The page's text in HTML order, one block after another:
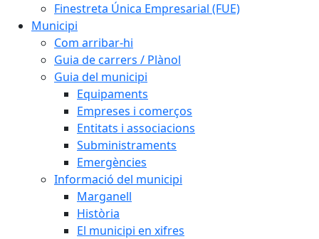
Finestreta Única Empresarial (FUE)
Municipi
Com arribar-hi
Guia de carrers / Plànol
Guia del municipi
Equipaments
Empreses i comerços
Entitats i associacions
Subministraments
Emergències
Informació del municipi
Marganell
Història
El municipi en xifres